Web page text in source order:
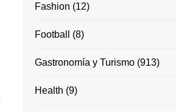
Fashion (12)
Football (8)
Gastronomía y Turismo (913)
Health (9)